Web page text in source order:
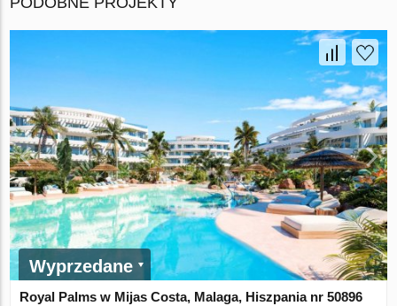
Wyprzedane
Royal Palms w Mijas Costa, Malaga, Hiszpania nr 50896